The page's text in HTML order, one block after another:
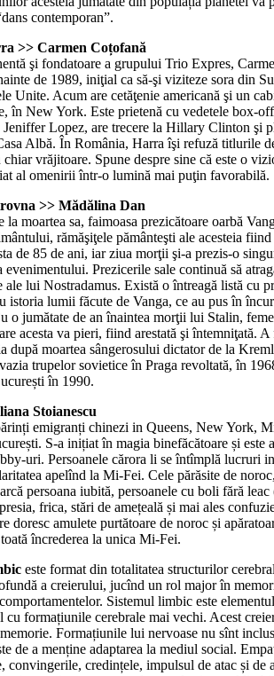
contemporan”.
>> Carmen Coțofană
şi fondatoare a grupului Trio Expres,
de 1989, iniţial ca să-şi viziteze sora din
Unite. Acum are cetăţenie americană şi un
în New York. Este prietenă cu vedetele box-
Lopez, are trecere la Hillary Clinton şi
Albă. În România, Harra îşi refuză titlurile
chiar vrăjitoare. Spune despre sine că este o
al omenirii într-o lumină mai puţin favorabilă.
>> Mădălina Dan
la moartea sa, faimoasa prezicătoare oarbă
rămăşiţele pământeşti ale acesteia
de 85 de ani, iar ziua morţii şi-a prezis-o
evenimentului. Prezicerile sale continuă să
ale lui Nostradamus. Există o întreagă listă cu
istoria lumii făcute de Vanga, ce au pus în
o jumătate de an înaintea morţii lui Stalin,
acesta va pieri, fiind arestată şi întemniţată. A
după moartea sângerosului dictator de la
trupelor sovietice în Praga revoltată, în
în 1990.
Stoianescu
emigranți chinezi in Queens, New York,
S-a inițiat în magia binefăcătoare și este
uri. Persoanele cărora li se întîmplă lucruri
apelînd la Mi-Fei. Cele părăsite de
persoana iubită, persoanele cu boli fără
frica, stări de amețeală și mai ales
doresc amulete purtătoare de noroc și
încrederea la unica Mi-Fei.
este format din totalitatea structurilor
a creierului, jucînd un rol major în
Sistemul limbic este
cu formațiunile cerebrale mai vechi. Acest
Formațiunile lui nervoase nu sînt
de a menține adaptarea la mediul social.
convingerile, credințele, impulsul de atac și de